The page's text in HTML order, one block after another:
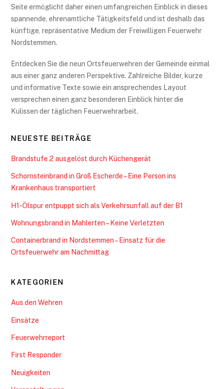
Seite ermöglicht daher einen umfangreichen Einblick in dieses
spannende, ehrenamtliche Tätigkeitsfeld und ist deshalb das
künftige, repräsentative Medium der Freiwilligen Feuerwehr
Nordstemmen.
Entdecken Sie die neun Ortsfeuerwehren der Gemeinde einmal
aus einer ganz anderen Perspektive. Zahlreiche Bilder, kurze
und informative Texte sowie ein ansprechendes Layout
versprechen einen ganz besonderen Einblick hinter die
Kulissen der täglichen Feuerwehrarbeit.
NEUESTE BEITRÄGE
Brandstufe 2 ausgelöst durch Küchengerät
Schornsteinbrand in Groß Escherde – Eine Person ins
Krankenhaus transportiert
H1-Ölspur entpuppt sich als Verkehrsunfall auf der B1
Wohnungsbrand in Mahlerten – Keine Verletzten
Containerbrand in Nordstemmen – Einsatz für die
Ortsfeuerwehr am Nachmittag
KATEGORIEN
Aus den Wehren
Einsätze
Feuerwehrreport
First Responder
Neuigkeiten